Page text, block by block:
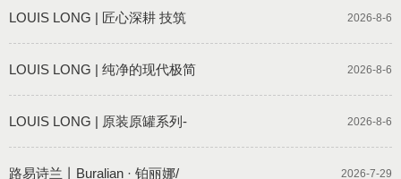
2026-8-6
LOUIS LONG | 匠心深耕 技筑
2026-8-6
LOUIS LONG | 纯净的现代极简
2026-8-6
LOUIS LONG | 原装原罐系列-
2026-7-29
路易诗兰丨Buralian · 铂丽娜/